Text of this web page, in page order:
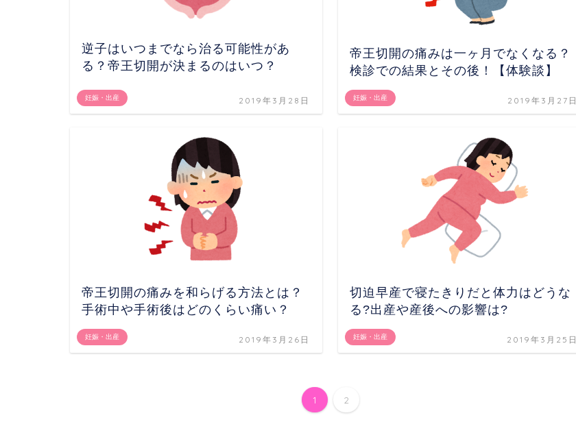
妊娠・出産
逆子はいつまでなら治る可能性があ
る？帝王切開が決まるのはいつ？
2019年3月28日 妊娠・出産
帝王切開の痛みは一ヶ月でなくなる？
検診での結果とその後！【体験談】
2019年3月27日
妊娠・出産
帝王切開の痛みを和らげる方法とは？
手術中や手術後はどのくらい痛い？
2019年3月26日 妊娠・出産
切迫早産で寝たきりだと体力はどうな
る?出産や産後への影響は?
2019年3月25日
1 2